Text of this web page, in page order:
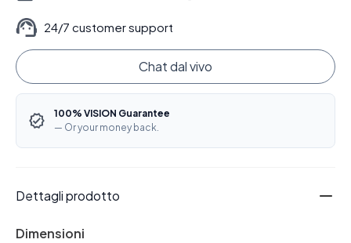
24/7 customer support
Chat dal vivo
100% VISION Guarantee
— Or your money back.
Dettagli prodotto
Dimensioni